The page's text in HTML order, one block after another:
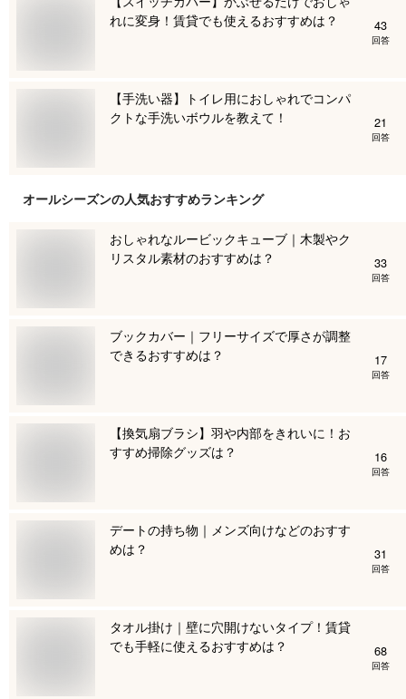
れに変身！賃貸でも使えるおすすめは？
43
回答
【手洗い器】トイレ用におしゃれでコンパ
クトな手洗いボウルを教えて！
21
回答
オールシーズンの人気おすすめランキング
おしゃれなルービックキューブ｜木製やク
リスタル素材のおすすめは？
33
回答
ブックカバー｜フリーサイズで厚さが調整
できるおすすめは？
17
回答
【換気扇ブラシ】羽や内部をきれいに！お
すすめ掃除グッズは？
16
回答
デートの持ち物｜メンズ向けなどのおすす
めは？
31
回答
タオル掛け｜壁に穴開けないタイプ！賃貸
でも手軽に使えるおすすめは？
68
回答